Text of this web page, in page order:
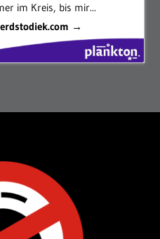
im Kreis, bis mir...
→